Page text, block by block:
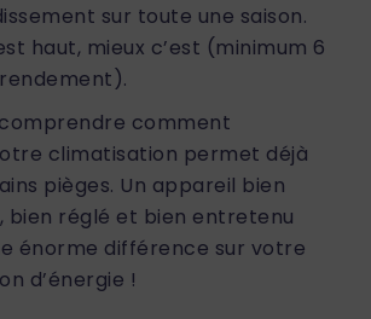
sur toute une saison.
haut, mieux c’est (minimum 6
comment
climatisation permet déjà
pièges. Un appareil bien
bien réglé et bien entretenu
énorme différence sur votre
d’énergie !